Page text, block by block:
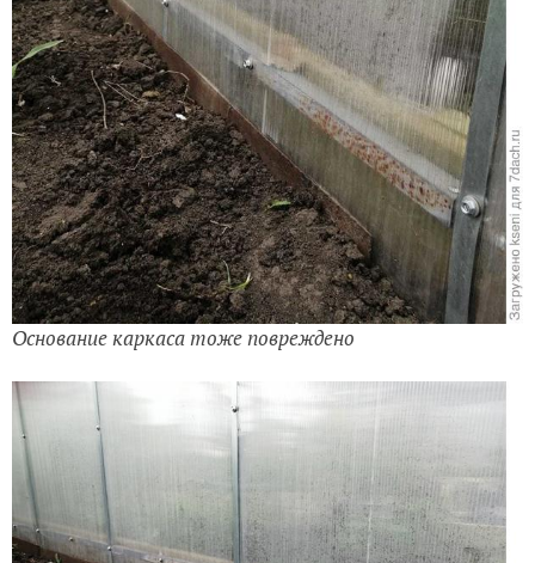
Основание каркаса тоже повреждено